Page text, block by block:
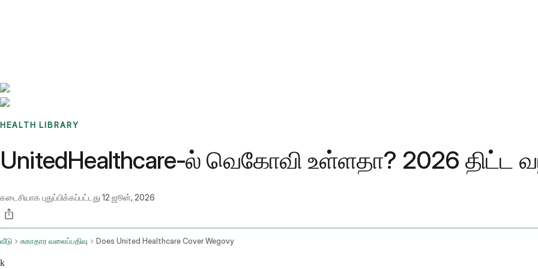
HEALTH LIBRARY
UnitedHealthcare-ல் வெகோவி உள்ளதா? 2026 திட்ட
கடைசியாக புதுப்பிக்கப்பட்டது 12 ஜூன், 2026
வீடு சுகாதார வலைப்பதிவு Does United Healthcare Cover Wegovy
k